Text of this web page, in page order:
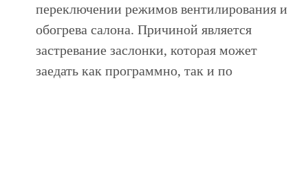
переключении режимов вентилирования и
обогрева салона. Причиной является
застревание заслонки, которая может
заедать как программно, так и по